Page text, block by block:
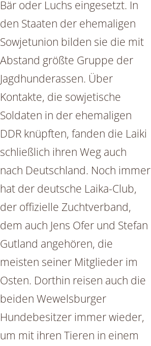
Bär oder Luchs eingesetzt. In
den Staaten der ehemaligen
Sowjetunion bilden sie die mit
Abstand größte Gruppe der
Jagdhunderassen. Über
Kontakte, die sowjetische
Soldaten in der ehemaligen
DDR knüpften, fanden die Laiki
schließlich ihren Weg auch
nach Deutschland. Noch immer
hat der deutsche Laika-Club,
der offizielle Zuchtverband,
dem auch Jens Ofer und Stefan
Gutland angehören, die
meisten seiner Mitglieder im
Osten. Dorthin reisen auch die
beiden Wewelsburger
Hundebesitzer immer wieder,
um mit ihren Tieren in einem